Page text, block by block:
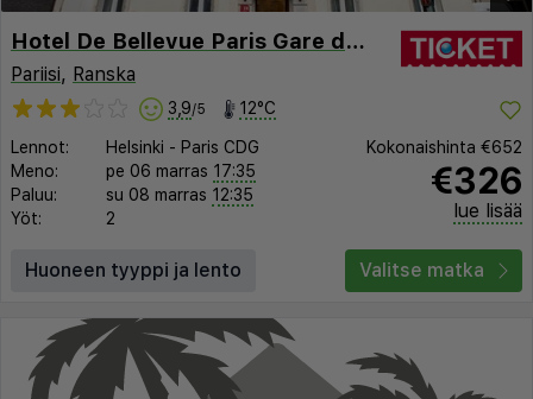
Hotel De Bellevue Paris Gare du Nord
Pariisi, Ranska
3,9/5 12°C
Lennot: Helsinki - Paris CDG
Meno:
pe 06 marras 17:35
Paluu:
su 08 marras 12:35
Yöt:
2
Kokonaishinta €652
€326
lue lisää
Huoneen tyyppi ja lento Valitse matka